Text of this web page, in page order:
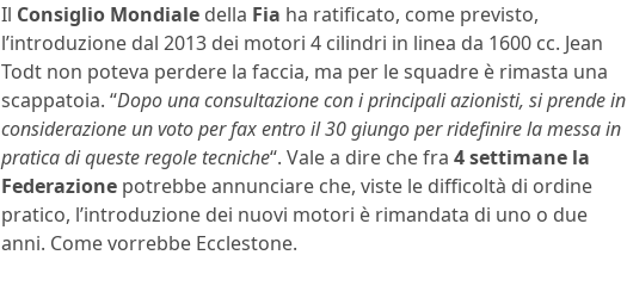
Il Consiglio Mondiale della Fia ha ratificato, come previsto,
l’introduzione dal 2013 dei motori 4 cilindri in linea da 1600 cc. Jean
Todt non poteva perdere la faccia, ma per le squadre è rimasta una
scappatoia. “Dopo una consultazione con i principali azionisti, si prende in
considerazione un voto per fax entro il 30 giungo per ridefinire la messa in
pratica di queste regole tecniche“. Vale a dire che fra 4 settimane la
Federazione potrebbe annunciare che, viste le difficoltà di ordine
pratico, l’introduzione dei nuovi motori è rimandata di uno o due
anni. Come vorrebbe Ecclestone.